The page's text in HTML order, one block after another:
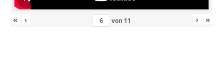
« ‹ von 11 › »